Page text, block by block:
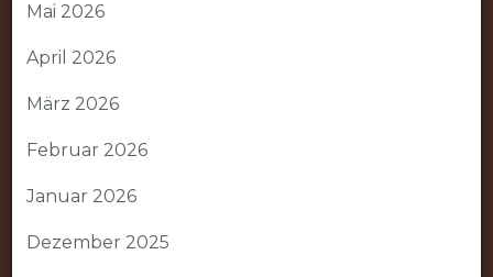
Mai 2026
April 2026
März 2026
Februar 2026
Januar 2026
Dezember 2025